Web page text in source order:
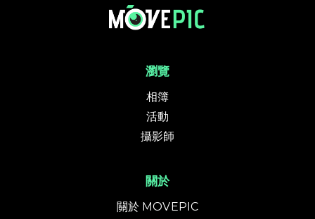
瀏覽
相簿
活動
攝影師
關於
關於 MOVEPIC